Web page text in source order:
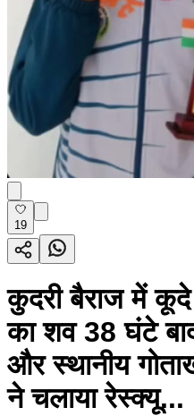
19
कुदरी बैराज में
का शव 38 घंटे
और स्थानीय
ने चलाया रेस्क्यू...